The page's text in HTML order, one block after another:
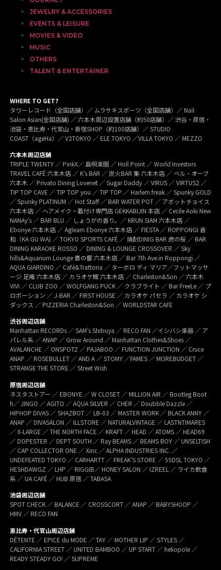
JEWELRY & ACCESSORIES
EVENTS & LEISURE
MOVIES & VIDEO
MUSIC
OTHERS
TALENT & ENTERTAINER
WHERE TO GET?
タワーレコード（全国店舗）／ ムラサキスポーツ（全国店舗）／ Nail
Salon Asian(全国店舗) ／ 六本木周辺設置店舗（約50店舗）／ 渋谷・原宿・
池袋・恵比寿・代官山・新宿SHOP（約100店舗）／ STUDIO
COAST（ageHa）／ V2TOKYO ／ ELE TOKYO ／VILLA TOKYO ／ MEZZO
六本木周辺店舗
TRIPLE TWENTY ／ PinkX／ 島唄楽園 ／ Holl Point ／ World Investors
TRAVEL CAFÉ 六本木店 ／ K’s BAR ／ 炭火BAR 集 六本木店 ／ ベル・オーブ
六本木 ／ Privato Dining Lovenet ／ Sugar Daddy ／ VIRUS ／ VIRTUS2 ／
TIP TOP CAVE ／ TIP TOP you ／ TIP TOP ／ Harlem freak ／ Spunky GOLD
／ Spunky PLATINUM ／ Hot Staff ／ BAR WATER POT ／ アボットチョイス
六本木店 ／ ヘアメイク・着付け専門店 GEKKABIJIN 本店 ／ Cecile Aoki New
NANAy’s ／ BAR BLU ／ しょうがの香り。／ KRUN SIAM 六本木店 ／
Ebonye 六本木店 ／ Agleam Ebonye 六本木店 ／ FIESTA ／ ROPPONGI 香
和（KA GU WA) ／ TOKYO SPORTS CAFÉ ／ 焼酎DINIG BAR 虎の桜 ／ BAR
DINING KARAOKE ROSSO ／ DINING & LOUNGE CROSSOVER ／ Sky
hills&Aquarium Lounge 蒼の響 六本木店 ／ Bar 7th Ave.in Roppongi ／
AQUA GIARDINO ／ Café&Trattoria ／ ターボロ ディ マリア／フットマッサ
ージ 足庵 六本木店 ／ カラオケ館 六本木店 ／ Charleston&Son ／ 六本木
VIVI ／ CLUB ZOO ／ WOLFGANG PUCK ／ クラブライト ／ Bar FreeLe ／ プ
ロポーション ／ J-BAR ／ FIRST HOUSE ／ カラオケ パセラ ／ カラオケ シ
ダックス ／ PIZZERIA Charleston&Son ／ WORLDSTAR CAFE
渋谷周辺店舗
Manhattan RECORDs ／ SAM’s Shibuya ／ RECO FAN ／イシバシ楽器 ／ ア
パレル系 ／ ANAP ／ Grow Around ／ Manhattan Clothes&Shoes ／
AVALANCHE ／ ONSPOTZ ／ PAJABOO ／ FUNCTION JUNCTION ／ Cruce
ANAP ／ ROSEBULLET ／ AND A ／ STOMY ／FAMES ／ MOREBUDGET ／
STRANGE THE STORE ／ Street Wish
原宿周辺店舗
ネスタストアー ／ EBONYE ／ W CLOSET ／ MILLION AIR ／ Bootleg Boot
h／ JINGO ／ AGITO ／ AQUA SILVER ／ CHER ／ Doubble Dazzle ／
HIPHOP DIVAS ／ SHAZBOT ／ LB-03 ／ MASTER WORK ／ BLACK ANNY ／
ANAP ／ DIVASALON ／ ILLSTORE ／ NATURALVINTAGE ／ LASTNTIMARES
／ X-LARGE ／ THE NORTH FACE ／ KRAFT ／ HEAD ／ ATOMS ／ HEAD69
／ DOPESTER ／ DEPT SOUTH ／ Ray BEAMS ／ BEAMS BOY ／ UNSELTISH
／ CAP COLLECTOR ONE ／ Xinc ／ ALPHA INDUSTRIES INC. ／
UNDEFEATED TOKYO ／ CARHARTT ／ FREAK’S STORE ／ 55DSL TOKYO ／
HESHDAWGZ ／ LHP ／ RIGGIB／ HONEY SALON ／ IZREEL ／ ライカ飲食
系 ／ UA CAFÉ ／ HUB 原宿 ／ TABASA
池袋周辺店舗
SPOT CHECK ／ BALANCE ／ CROSSCORT ／ ANAP ／ BABYSHOOP ／
HMV ／ RECO FAN
恵比寿・代官山周辺店舗
DÉTENTE ／ EPICE du MODE ／ TAY ／ MOTHER LIP ／ STYLES ／
CALIFORNIA STREET ／ UNITED BAMBOO ／ UP START ／ heliopole ／
READY STEADY GO! ／ SUPREME